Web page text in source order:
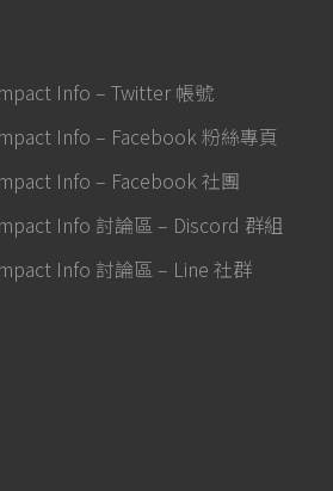
Info – Twitter 帳號
Info – Facebook 粉絲專頁
Info – Facebook 社團
Info 討論區 – Discord 群組
Info 討論區 – Line 社群